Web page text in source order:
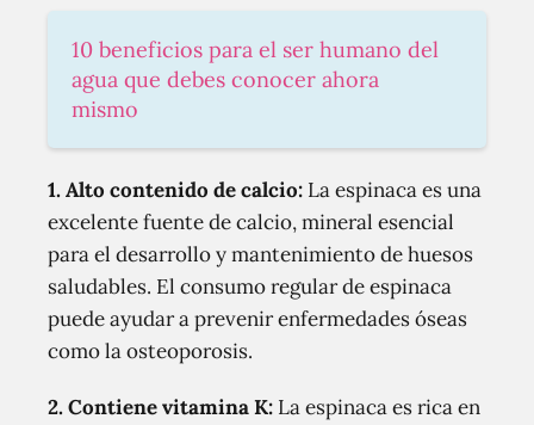
10 beneficios para el ser humano del
agua que debes conocer ahora
mismo
1.Alto contenido de calcio: La espinaca es una
excelente fuente de calcio, mineral esencial
para el desarrollo y mantenimiento de huesos
saludables. El consumo regular de espinaca
puede ayudar a prevenir enfermedades óseas
como la osteoporosis.
2.Contiene vitamina K: La espinaca es rica en